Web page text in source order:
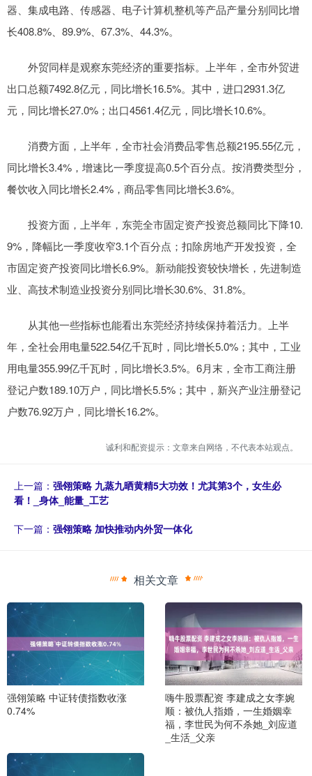
器、集成电路、传感器、电子计算机整机等产品产量分别同比增
长408.8%、89.9%、67.3%、44.3%。
外贸同样是观察东莞经济的重要指标。上半年，全市外贸进
出口总额7492.8亿元，同比增长16.5%。其中，进口2931.3亿
元，同比增长27.0%；出口4561.4亿元，同比增长10.6%。
消费方面，上半年，全市社会消费品零售总额2195.55亿元，
同比增长3.4%，增速比一季度提高0.5个百分点。按消费类型分，
餐饮收入同比增长2.4%，商品零售同比增长3.6%。
投资方面，上半年，东莞全市固定资产投资总额同比下降10.
9%，降幅比一季度收窄3.1个百分点；扣除房地产开发投资，全
市固定资产投资同比增长6.9%。新动能投资较快增长，先进制造
业、高技术制造业投资分别同比增长30.6%、31.8%。
从其他一些指标也能看出东莞经济持续保持着活力。上半
年，全社会用电量522.54亿千瓦时，同比增长5.0%；其中，工业
用电量355.99亿千瓦时，同比增长3.5%。6月末，全市工商注册
登记户数189.10万户，同比增长5.5%；其中，新兴产业注册登记
户数76.92万户，同比增长16.2%。
诚利和配资提示：文章来自网络，不代表本站观点。
上一篇： 强翎策略 九蒸九晒黄精5大功效！尤其第3个，女生必
看！_身体_能量_工艺
下一篇： 强翎策略 加快推动内外贸一体化
相关文章
强翎策略 中证转债指数收涨
0.74%
嗨牛股票配资 李建成之女李婉
顺：被仇人指婚，一生婚姻幸
福，李世民为何不杀她_刘应道
_生活_父亲